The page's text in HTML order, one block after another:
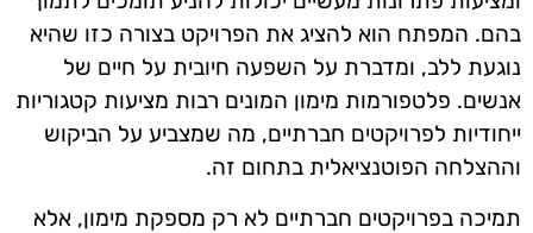
בהם. המפתח הוא להציג את הפרויקט בצורה כזו שהיא
נוגעת ללב, ומדברת על השפעה חיובית על חיים של
אנשים. פלטפורמות מימון המונים רבות מציעות קטגוריות
ייחודיות לפרויקטים חברתיים, מה שמצביע על הביקוש
וההצלחה הפוטנציאלית בתחום זה.
תמיכה בפרויקטים חברתיים לא רק מספקת מימון, אלא